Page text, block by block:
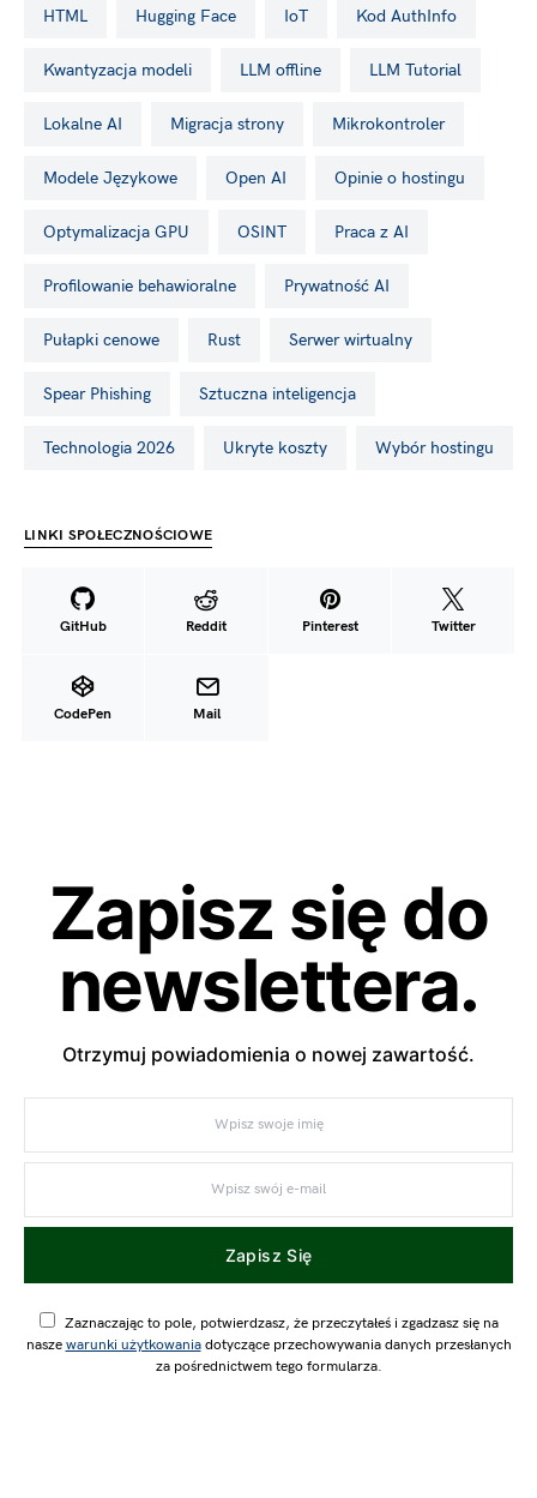
HTML Hugging Face IoT kod AuthInfo
Kwantyzacja modeli LLM offline LLM Tutorial
Lokalne AI migracja strony Mikrokontroler
Modele Językowe Open AI opinie o hostingu
Optymalizacja GPU OSINT Praca z AI
profilowanie behawioralne Prywatność AI
pułapki cenowe Rust serwer wirtualny
Spear Phishing Sztuczna inteligencja
Technologia 2026 ukryte koszty wybór hostingu
LINKI SPOŁECZNOŚCIOWE
GitHub Reddit Pinterest Twitter
CodePen Mail
Zapisz się do
newslettera.
Otrzymuj powiadomienia o nowej zawartość.
Zapisz Się
Zaznaczając to pole, potwierdzasz, że przeczytałeś i zgadzasz się na
nasze warunki użytkowaniadotyczące przechowywania danych przesłanych
za pośrednictwem tego formularza.